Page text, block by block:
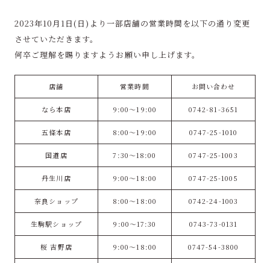
2023年10月1日(日)より一部店舗の営業時間を以下の通り変更
させていただきます。
何卒ご理解を賜りますようお願い申し上げます。
店舗 営業時間 お問い合わせ
なら本店 9:00～19:00 0742-81-3651
五條本店 8:00～19:00 0747-25-1010
国道店 7:30～18:00 0747-25-1003
丹生川店 9:00～18:00 0747-25-1005
奈良ショップ 8:00～18:00 0742-24-1003
生駒駅ショップ 9:00～17:30 0743-73-0131
桜 吉野店 9:00～18:00 0747-54-3800